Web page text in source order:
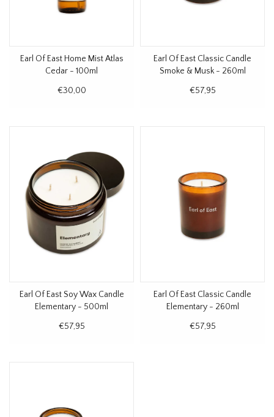
Earl Of East Home Mist Atlas
Cedar - 100ml
€30,00
Earl Of East Classic Candle
Smoke & Musk - 260ml
€57,95
Earl Of East Soy Wax Candle
Elementary - 500ml
€57,95
Earl Of East Classic Candle
Elementary - 260ml
€57,95